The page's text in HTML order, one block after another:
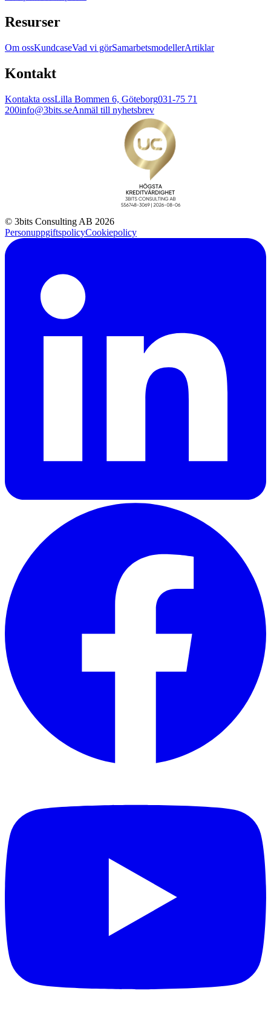
Resurser
Om ossKundcaseVad vi görSamarbetsmodellerArtiklar
Kontakt
Kontakta ossLilla Bommen 6, Göteborg031-75 71
200info@3bits.seAnmäl till nyhetsbrev
© 3bits Consulting AB 2026
PersonuppgiftspolicyCookiepolicy